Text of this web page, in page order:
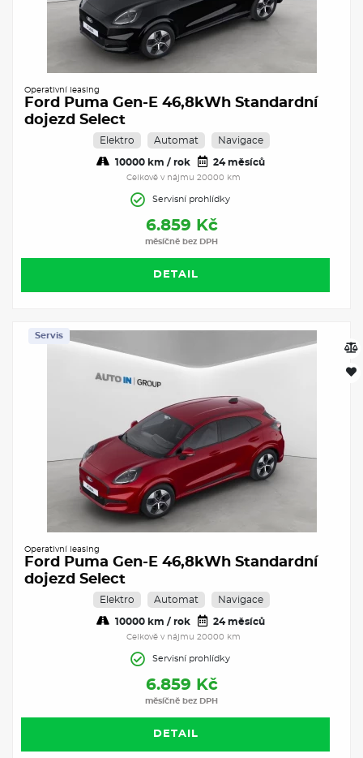
Operativní leasing
Ford Puma Gen-E 46,8kWh Standardní
dojezd Select
Elektro Automat Navigace
10000 km / rok 24 měsíců
Celkově v nájmu 20000 km
Servisní prohlídky
6.859 Kč
měsíčně bez DPH
DETAIL
Servis
Operativní leasing
Ford Puma Gen-E 46,8kWh Standardní
dojezd Select
Elektro Automat Navigace
10000 km / rok 24 měsíců
Celkově v nájmu 20000 km
Servisní prohlídky
6.859 Kč
měsíčně bez DPH
DETAIL